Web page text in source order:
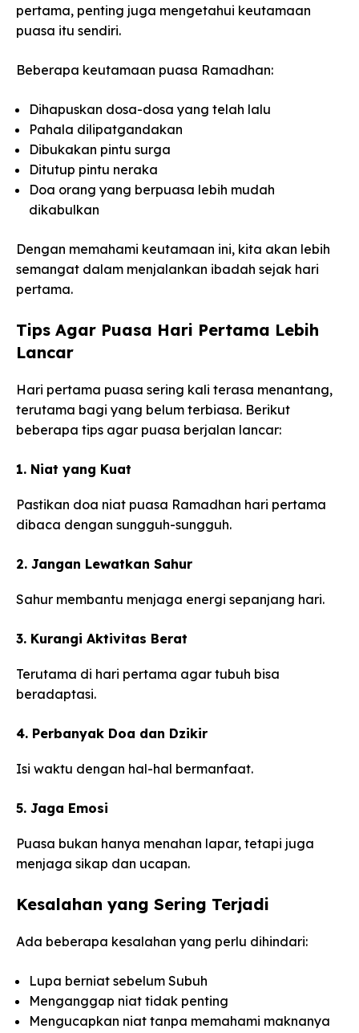
pertama, penting juga mengetahui keutamaan
puasa itu sendiri.
Beberapa keutamaan puasa Ramadhan:
Dihapuskan dosa-dosa yang telah lalu
Pahala dilipatgandakan
Dibukakan pintu surga
Ditutup pintu neraka
Doa orang yang berpuasa lebih mudah
dikabulkan
Dengan memahami keutamaan ini, kita akan lebih
semangat dalam menjalankan ibadah sejak hari
pertama.
Tips Agar Puasa Hari Pertama Lebih
Lancar
Hari pertama puasa sering kali terasa menantang,
terutama bagi yang belum terbiasa. Berikut
beberapa tips agar puasa berjalan lancar:
1. Niat yang Kuat
Pastikan doa niat puasa Ramadhan hari pertama
dibaca dengan sungguh-sungguh.
2. Jangan Lewatkan Sahur
Sahur membantu menjaga energi sepanjang hari.
3. Kurangi Aktivitas Berat
Terutama di hari pertama agar tubuh bisa
beradaptasi.
4. Perbanyak Doa dan Dzikir
Isi waktu dengan hal-hal bermanfaat.
5. Jaga Emosi
Puasa bukan hanya menahan lapar, tetapi juga
menjaga sikap dan ucapan.
Kesalahan yang Sering Terjadi
Ada beberapa kesalahan yang perlu dihindari:
Lupa berniat sebelum Subuh
Menganggap niat tidak penting
Mengucapkan niat tanpa memahami maknanya